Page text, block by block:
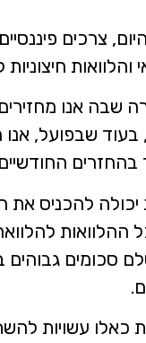
צרכים
אנו מחזירים
שבפועל, אנו
בהחזרים
להכניס את
כל ההלוואות
סכומים
כאלו